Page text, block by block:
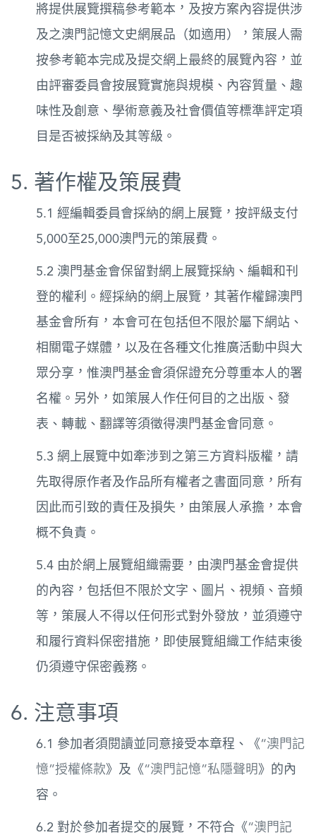
將提供展覽撰稿參考範本，及按方案內容提供涉
及之澳門記憶文史網展品（如適用），策展人需
按參考範本完成及提交網上最終的展覽內容，並
由評審委員會按展覽實施與規模、內容質量、趣
味性及創意、學術意義及社會價值等標準評定項
目是否被採納及其等級。
5. 著作權及策展費
5.1 經編輯委員會採納的網上展覽，按評級支付
5,000至25,000澳門元的策展費。
5.2 澳門基金會保留對網上展覽採納、編輯和刊
登的權利。經採納的網上展覽，其著作權歸澳門
基金會所有，本會可在包括但不限於屬下網站、
相關電子媒體，以及在各種文化推廣活動中與大
眾分享，惟澳門基金會須保證充分尊重本人的署
名權。另外，如策展人作任何目的之出版、發
表、轉載、翻譯等須徵得澳門基金會同意。
5.3 網上展覽中如牽涉到之第三方資料版權，請
先取得原作者及作品所有權者之書面同意，所有
因此而引致的責任及損失，由策展人承擔，本會
概不負責。
5.4 由於網上展覽組織需要，由澳門基金會提供
的內容，包括但不限於文字、圖片、視頻、音頻
等，策展人不得以任何形式對外發放，並須遵守
和履行資料保密措施，即使展覽組織工作結束後
仍須遵守保密義務。
6. 注意事項
6.1 參加者須閱讀並同意接受本章程、《“澳門記
憶”授權條款》及《“澳門記憶”私隱聲明》的內
容。
6.2 對於參加者提交的展覽，不符合《“澳門記